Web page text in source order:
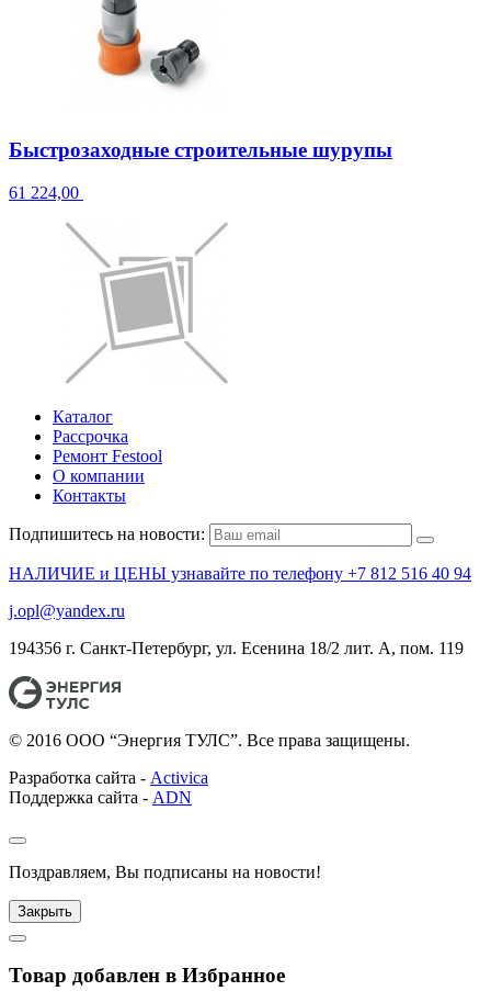
Быстрозаходные строительные шурупы
61 224,00
Каталог
Рассрочка
Ремонт Festool
О компании
Контакты
Подпишитесь на новости:
НАЛИЧИЕ и ЦЕНЫ узнавайте по телефону +7 812 516 40 94
j.opl@yandex.ru
194356 г. Санкт-Петербург, ул. Есенина 18/2 лит. А, пом. 119
© 2016 ООО “Энергия ТУЛС”. Все права защищены.
Разработка сайта - Activica
Поддержка сайта - ADN
Поздравляем, Вы подписаны на новости!
Закрыть
Товар добавлен в Избранное